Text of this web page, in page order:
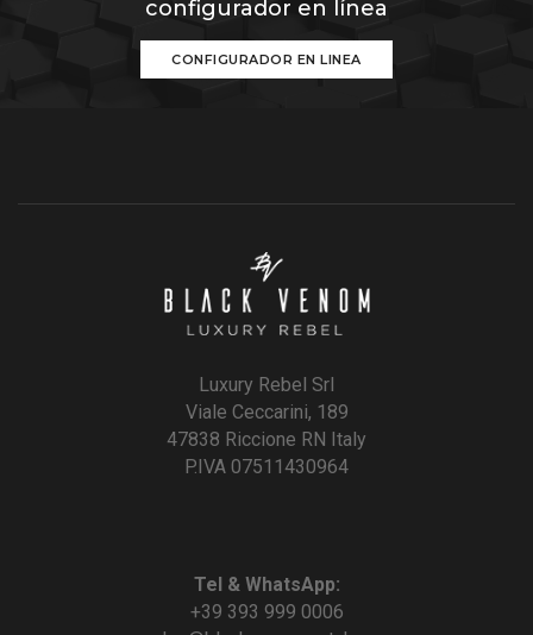
configurador en línea
CONFIGURADOR EN LINEA
Luxury Rebel Srl
Viale Ceccarini, 189
47838 Riccione RN Italy
P.IVA 07511430964
Tel & WhatsApp:
+39 393 999 0006